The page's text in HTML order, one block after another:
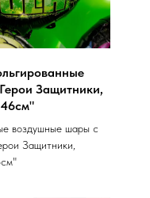
Защитники,
воздушные шары с
Защитники,